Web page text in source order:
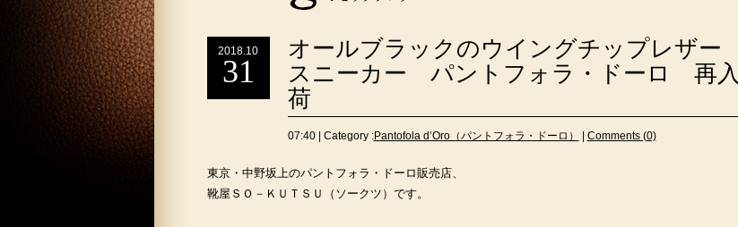
2018.10
31
オールブラックのウイングチップレザー
スニーカー パントフォラ・ドーロ 再入
荷
07:40 | Category :Pantofola d’Oro（パントフォラ・ドーロ） | Comments (0)
東京・中野坂上のパントフォラ・ドーロ販売店、
靴屋ＳＯ－ＫＵＴＳＵ（ソークツ）です。